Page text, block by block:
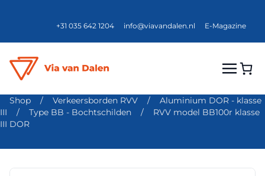
+31 035 642 1204 info@viavandalen.nl E-Magazine
Shop / Verkeersborden RVV /
Aluminium DOR - klasse
III
/ Type BB - Bochtschilden /
RVV model BB100r klasse
III DOR